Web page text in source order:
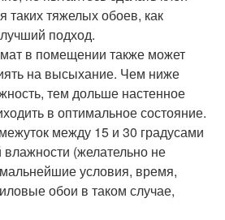
таких тяжелых обоев, как
подход.
в помещении также может
на высыхание. Чем ниже
тем дольше настенное
в оптимальное состояние.
между 15 и 30 градусами
(желательно не
условия, время,
обои в таком случае,